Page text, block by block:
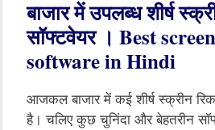
बाजारमेंउपलब्धशीर्ष
सॉफ्टवेयर । Best
software in Hindi
आजकल बाजार में कई शीर्ष स्क्रीन
है। चलिए कुछ चुनिंदा और बेहतरीन